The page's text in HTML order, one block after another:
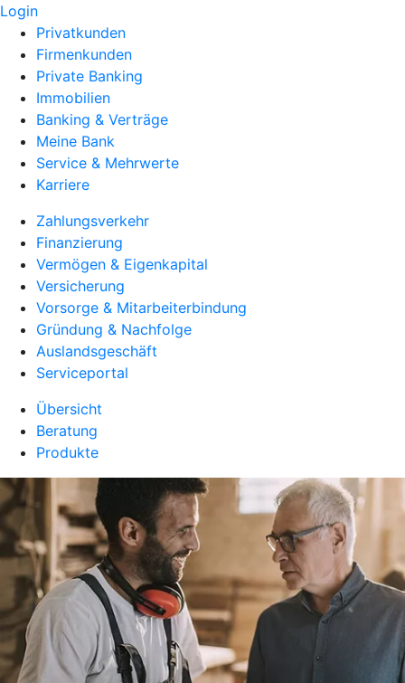
Login
Privatkunden
Firmenkunden
Private Banking
Immobilien
Banking & Verträge
Meine Bank
Service & Mehrwerte
Karriere
Zahlungsverkehr
Finanzierung
Vermögen & Eigenkapital
Versicherung
Vorsorge & Mitarbeiterbindung
Gründung & Nachfolge
Auslandsgeschäft
Serviceportal
Übersicht
Beratung
Produkte